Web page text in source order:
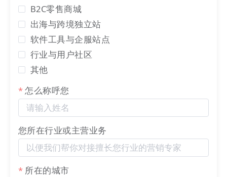
如何操作？
操作路径：官微中心 - 商城 - 商品管理
编辑或添加商品，如下图红框内所示，可以设置起购
B2C零售商城
出海与跨境独立站
软件工具与企服站点
行业与用户社区
其他
怎么称呼您
您所在行业或主营业务
所在的城市